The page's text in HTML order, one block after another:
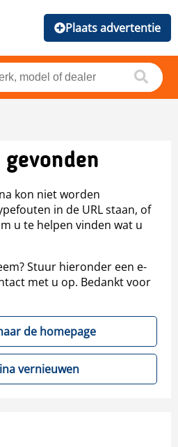
Plaats advertentie
kon niet worden
in de URL staan, of
u te helpen vinden wat u
Stuur hieronder een e-
met u op. Bedankt voor
de homepage
vernieuwen